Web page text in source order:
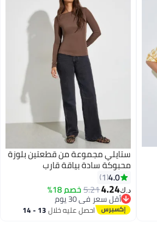
ستايلي مجموعة من قطعتين بلوزة
محبوكة سادة بياقة قارب
4.0
1
د.ك‏4.24
5.21خصم 18%
أقل سعر في 30 يوم
أقل سعر في 30 يوماحصل عليه خلال 13 - 14